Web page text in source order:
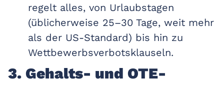
regelt alles, von Urlaubstagen
(üblicherweise 25–30 Tage, weit mehr
als der US-Standard) bis hin zu
Wettbewerbsverbotsklauseln.
3. Gehalts- und OTE-